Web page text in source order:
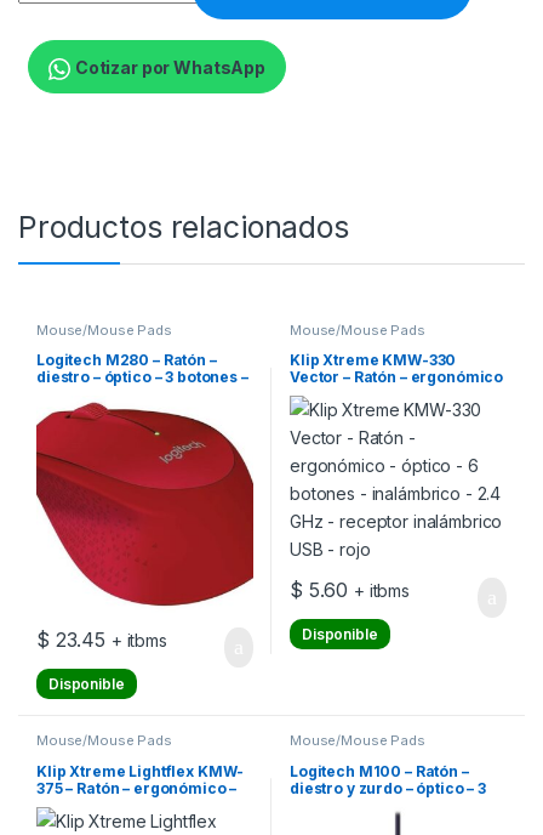
Cotizar por WhatsApp
Productos relacionados
Mouse/Mouse Pads
Logitech M280 – Ratón –
diestro – óptico – 3 botones –
receptor inalámbrico USB –
rojo
$ 23.45 + itbms
Disponible
Mouse/Mouse Pads
Klip Xtreme KMW-330
Vector – Ratón – ergonómico
– óptico – 6 botones –
inalámbrico – 2.4 GHz –
receptor inalámbrico USB –
rojo
$ 5.60 + itbms
Disponible
Mouse/Mouse Pads
Klip Xtreme Lightflex KMW-
375 – Ratón – ergonómico –
óptico – 3 botones –
inalámbrico – 2.4 GHz –
Mouse/Mouse Pads
Logitech M100 – Ratón –
diestro y zurdo – óptico – 3